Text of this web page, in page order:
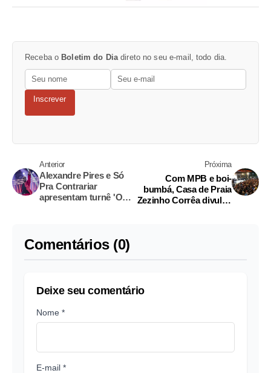
Receba o Boletim do Diadireto no seu e-mail, todo dia.
Inscrever
Anterior
Alexandre Pires e Só
Pra Contrariar
apresentam turnê 'O
Próxima
Com MPB e boi-
bumbá, Casa de Praia
Zezinho Corrêa divulga
Comentários (0)
Deixe seu comentário
Nome *
E-mail *